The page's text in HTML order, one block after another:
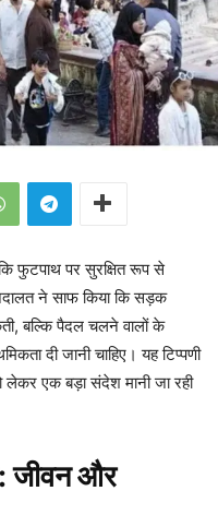
फुटपाथ पर सुरक्षित रूप से
ने साफ किया कि सड़क
बल्कि पैदल चलने वालों के
दी जानी चाहिए। यह टिप्पणी
लेकर एक बड़ा संदेश मानी जा रही
जीवन और